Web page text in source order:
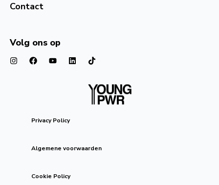
Contact
Volg ons op
Privacy Policy
Algemene voorwaarden
Cookie Policy